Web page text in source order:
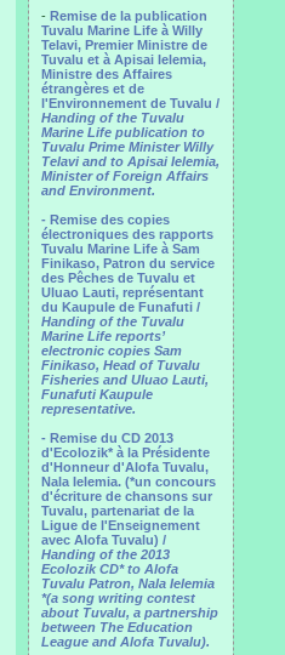
- Remise de la publication
Tuvalu Marine Life à Willy
Telavi, Premier Ministre de
Tuvalu et à Apisai Ielemia,
Ministre des Affaires
étrangères et de
l'Environnement de Tuvalu /
Handing of the Tuvalu
Marine Life publication to
Tuvalu Prime Minister Willy
Telavi and to Apisai Ielemia,
Minister of Foreign Affairs
and Environment.
- Remise des copies
électroniques des rapports
Tuvalu Marine Life à Sam
Finikaso, Patron du service
des Pêches de Tuvalu et
Uluao Lauti, représentant
du Kaupule de Funafuti /
Handing of the Tuvalu
Marine Life reports’
electronic copies Sam
Finikaso, Head of Tuvalu
Fisheries and Uluao Lauti,
Funafuti Kaupule
representative.
- Remise du CD 2013
d'Ecolozik* à la Présidente
d'Honneur d'Alofa Tuvalu,
Nala Ielemia. (*un concours
d'écriture de chansons sur
Tuvalu, partenariat de la
Ligue de l'Enseignement
avec Alofa Tuvalu) /
Handing of the 2013
Ecolozik CD* to Alofa
Tuvalu Patron, Nala Ielemia
*(a song writing contest
about Tuvalu, a partnership
between The Education
League and Alofa Tuvalu).